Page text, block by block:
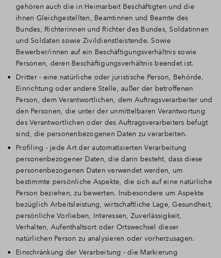
gehören auch die in Heimarbeit Beschäftigten und die
ihnen Gleichgestellten, Beamtinnen und Beamte des
Bundes, Richterinnen und Richter des Bundes, Soldatinnen
und Soldaten sowie Zivildienstleistende. Sowie
Bewerber/innen auf ein Beschäftigungsverhältnis sowie
Personen, deren Beschäftigungsverhältnis beendet ist.
Dritter - eine natürliche oder juristische Person, Behörde,
Einrichtung oder andere Stelle, außer der betroffenen
Person, dem Verantwortlichen, dem Auftragsverarbeiter und
den Personen, die unter der unmittelbaren Verantwortung
des Verantwortlichen oder des Auftragsverarbeiters befugt
sind, die personenbezogenen Daten zu verarbeiten.
Profiling - jede Art der automatisierten Verarbeitung
personenbezogener Daten, die darin besteht, dass diese
personenbezogenen Daten verwendet werden, um
bestimmte persönliche Aspekte, die sich auf eine natürliche
Person beziehen, zu bewerten. Insbesondere um Aspekte
bezüglich Arbeitsleistung, wirtschaftliche Lage, Gesundheit,
persönliche Vorlieben, Interessen, Zuverlässigkeit,
Verhalten, Aufenthaltsort oder Ortswechsel dieser
natürlichen Person zu analysieren oder vorherzusagen.
Einschränkung der Verarbeitung - die Markierung